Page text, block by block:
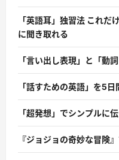
「英語耳」独習法 これだ
に聞き取れる
「言い出し表現」と「動
「話すための英語」を5
「超発想」でシンプルに
『ジョジョの奇妙な冒険